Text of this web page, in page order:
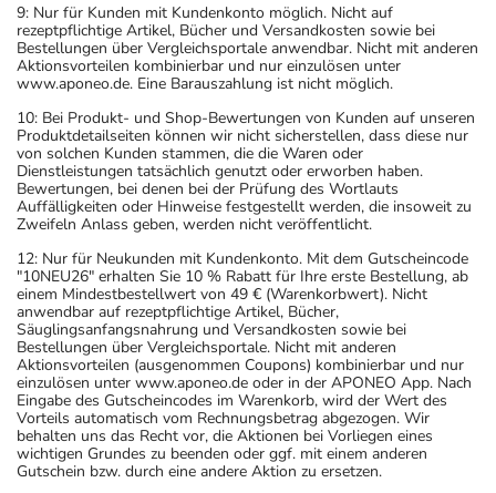
Menge) fort.
Generell gilt: Achten Sie vor allem bei Säuglingen,
Kleinkindern und älteren Menschen auf eine
gewissenhafte Dosierung. Im Zweifelsfalle fragen Sie
Ihren Arzt oder Apotheker nach etwaigen Auswirkungen
oder Vorsichtsmaßnahmen.
Eine vom Arzt verordnete Dosierung kann von den
Angaben der Packungsbeilage abweichen. Da der Arzt sie
individuell abstimmt, sollten Sie das Arzneimittel daher
nach seinen Anweisungen anwenden.
Aufbewahrung
Wichtige Hinweise
Was sollten Sie beachten?
- Vorsicht: Das Reaktionsvermögen kann auch bei
9: Nur für Kunden mit Kundenkonto möglich. Nicht auf
rezeptpflichtige Artikel, Bücher und Versandkosten sowie bei
Bestellungen über Vergleichsportale anwendbar. Nicht mit anderen
Aktionsvorteilen kombinierbar und nur einzulösen unter
www.aponeo.de. Eine Barauszahlung ist nicht möglich.
10: Bei Produkt- und Shop-Bewertungen von Kunden auf unseren
Produktdetailseiten können wir nicht sicherstellen, dass diese nur
von solchen Kunden stammen, die die Waren oder
Dienstleistungen tatsächlich genutzt oder erworben haben.
Bewertungen, bei denen bei der Prüfung des Wortlauts
Auffälligkeiten oder Hinweise festgestellt werden, die insoweit zu
Zweifeln Anlass geben, werden nicht veröffentlicht.
12: Nur für Neukunden mit Kundenkonto. Mit dem Gutscheincode
"10NEU26" erhalten Sie 10 % Rabatt für Ihre erste Bestellung, ab
einem Mindestbestellwert von 49 € (Warenkorbwert). Nicht
anwendbar auf rezeptpflichtige Artikel, Bücher,
Säuglingsanfangsnahrung und Versandkosten sowie bei
Bestellungen über Vergleichsportale. Nicht mit anderen
Aktionsvorteilen (ausgenommen Coupons) kombinierbar und nur
einzulösen unter www.aponeo.de oder in der APONEO App. Nach
Eingabe des Gutscheincodes im Warenkorb, wird der Wert des
Vorteils automatisch vom Rechnungsbetrag abgezogen. Wir
behalten uns das Recht vor, die Aktionen bei Vorliegen eines
wichtigen Grundes zu beenden oder ggf. mit einem anderen
Gutschein bzw. durch eine andere Aktion zu ersetzen.